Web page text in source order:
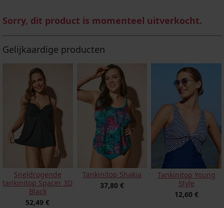
Sorry, dit product is momenteel uitverkocht.
Gelijkaardige producten
Sneldrogende
tankinitop Spacer 3D
Black
52,49 €
Tankinitop Shakia
37,80 €
Tankinitop Young
Style
12,60 €